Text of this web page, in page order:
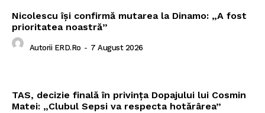
Nicolescu își confirmă mutarea la Dinamo: „A fost
prioritatea noastră”
Autorii ERD.ro - 7 August 2026
TAS, decizie finală în privința Dopajului lui Cosmin
Matei: „Clubul Sepsi va respecta hotărârea”